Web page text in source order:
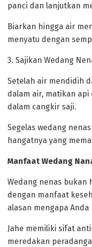
panci dan lanjutkan
Biarkan hingga air
menyatu dengan
‎3. Sajikan Wedang
‎Setelah air mendidih
dalam air, matikan
dalam cangkir saji.
Segelas wedang
hangatnya yang
Manfaat Wedang
‎Wedang nenas bukan
dengan manfaat
alasan mengapa
‎Jahe memiliki sifat
meredakan